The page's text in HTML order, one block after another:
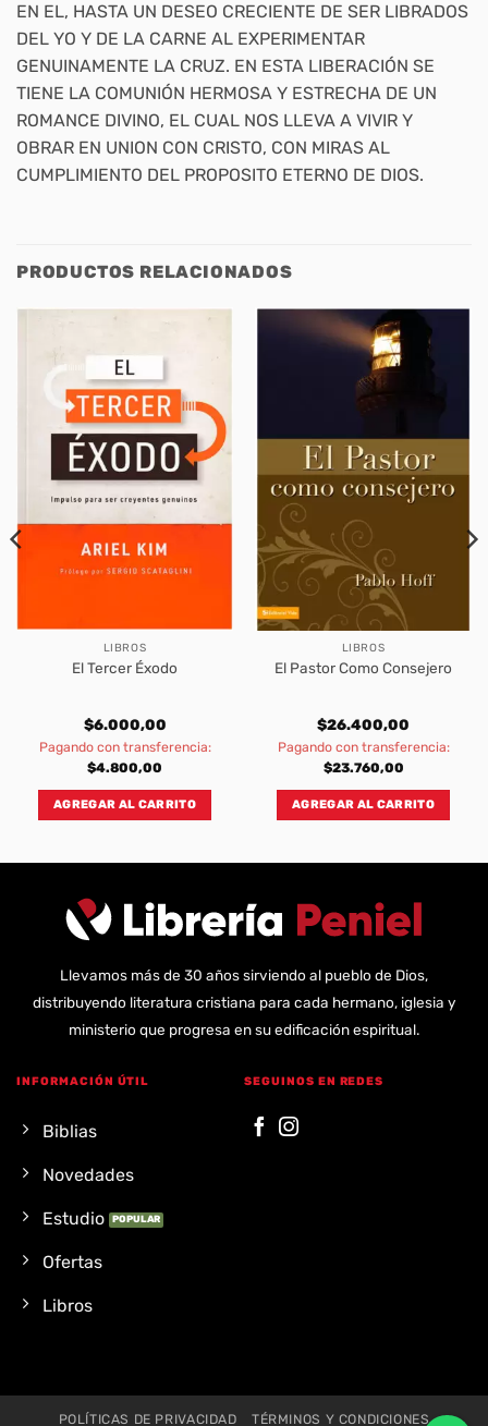
EN EL, HASTA UN DESEO CRECIENTE DE SER LIBRADOS
DEL YO Y DE LA CARNE AL EXPERIMENTAR
GENUINAMENTE LA CRUZ. EN ESTA LIBERACIÓN SE
TIENE LA COMUNIÓN HERMOSA Y ESTRECHA DE UN
ROMANCE DIVINO, EL CUAL NOS LLEVA A VIVIR Y
OBRAR EN UNION CON CRISTO, CON MIRAS AL
CUMPLIMIENTO DEL PROPOSITO ETERNO DE DIOS.
PRODUCTOS RELACIONADOS
LIBROS
El Tercer Éxodo
$6.000,00
Pagando con transferencia:
$4.800,00
AGREGAR AL CARRITO
LIBROS
El Pastor Como Consejero
$26.400,00
Pagando con transferencia:
$23.760,00
AGREGAR AL CARRITO
Llevamos más de 30 años sirviendo al pueblo de Dios,
distribuyendo literatura cristiana para cada hermano, iglesia y
ministerio que progresa en su edificación espiritual.
INFORMACIÓN ÚTIL
Biblias
Novedades
Estudio
Ofertas
Libros
SEGUINOS EN REDES
POLÍTICAS DE PRIVACIDAD TÉRMINOS Y CONDICIONES